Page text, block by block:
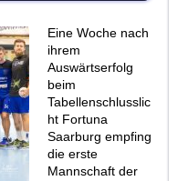
Eine Woche nach
ihrem
Auswärtserfolg
beim
Tabellenschlusslic
ht Fortuna
Saarburg empfing
die erste
Mannschaft der